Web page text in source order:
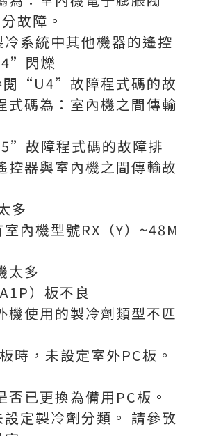
故障。
系統中其他機器的遙控
閃爍
閱“U4”故障程式碼的故
式碼為：室內機之間傳輸
故障程式碼的故障排
控器與室內機之間傳輸故
多
內機型號RX（Y）~48M
太多
）板不良
使用的製冷劑類型不匹
時，未設定室外PC板。
否已更換為備用PC板。
定製冷劑分類。 請參攷